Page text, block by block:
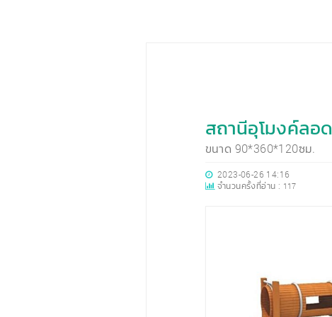
สถานีอุโมงค์ลอด
ขนาด 90*360*120ซม.
2023-06-26 14:16
จำนวนครั้งที่อ่าน : 117